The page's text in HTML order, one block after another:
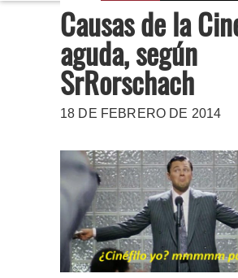
Causas de la
aguda, según
SrRorschach
18 DE FEBRERO DE 2014